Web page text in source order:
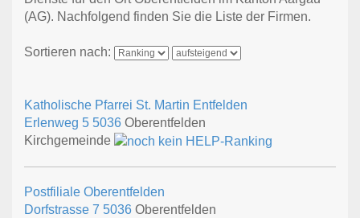
(AG). Nachfolgend finden Sie die Liste der Firmen.
Sortieren nach:
Katholische Pfarrei St. Martin Entfelden
Erlenweg 5 5036 Oberentfelden
Kirchgemeinde
Postfiliale Oberentfelden
Dorfstrasse 7 5036 Oberentfelden